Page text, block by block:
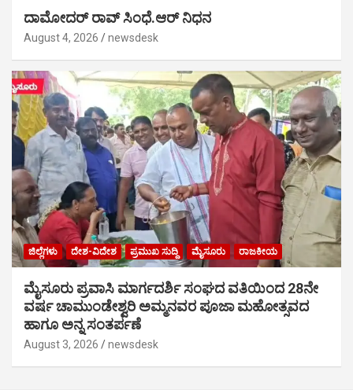
ದಾಮೋದರ್ ರಾವ್ ಸಿಂಧೆ.ಆರ್ ನಿಧನ
August 4, 2026 newsdesk
ಜಿಲ್ಲೆಗಳು ದೇಶ-ವಿದೇಶ ಪ್ರಮುಖ ಸುದ್ದಿ ಮೈಸೂರು ರಾಜಕೀಯ
ಮೈಸೂರು ಪ್ರವಾಸಿ ಮಾರ್ಗದರ್ಶಿ ಸಂಘದ ವತಿಯಿಂದ 28ನೇ
ವರ್ಷ ಚಾಮುಂಡೇಶ್ವರಿ ಅಮ್ಮನವರ ಪೂಜಾ ಮಹೋತ್ಸವದ
ಹಾಗೂ ಅನ್ನ ಸಂತರ್ಪಣೆ
August 3, 2026 newsdesk